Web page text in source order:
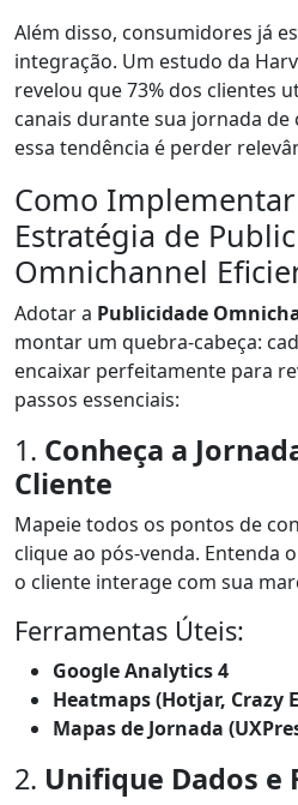
Além disso, consumidores já
integração. Um estudo da
revelou que 73% dos clientes
canais durante sua jornada
essa tendência é perder
Como
Estratégia de
Omnichannel
Adotar a Publicidade
montar um quebra-cabeça:
encaixar perfeitamente para
passos essenciais:
1. Conheça a
Cliente
Mapeie todos os pontos de
clique ao pós-venda. Entenda
o cliente interage com sua
Ferramentas Úteis:
Google Analytics 4
Heatmaps (Hotjar, Crazy
Mapas de Jornada
2. Unifique Dados e